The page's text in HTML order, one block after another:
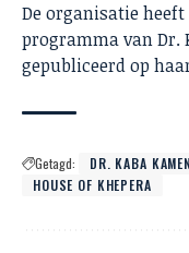
De organisatie
programma van Dr.
gepubliceerd op
Getagd: DR. KABA
HOUSE OF KHEPERA